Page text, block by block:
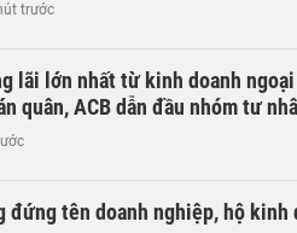
trước
lãi lớn nhất từ kinh doanh
quân, ACB dẫn đầu nhóm tư
đứng tên doanh nghiệp, hộ kinh